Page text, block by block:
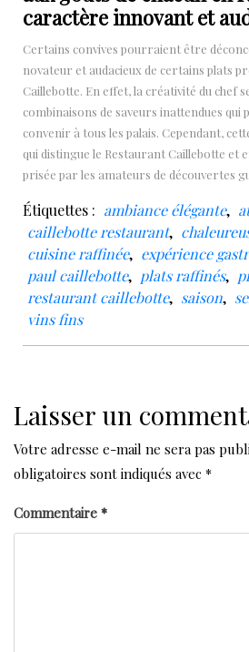
caractère innovant et
Certains convives pourraient être
novateur et audacieux de certains plats
Caillebotte. En effet, la créativité du chef
combinaisons de saveurs inattendues qui
convenir à tous les palais. Cependant,
qui distingue le Restaurant Caillebotte et
prisée par les amateurs de découvertes
Étiquettes : ambiance élégante,
caillebotte restaurant,
cuisine raffinée, expérience
paul caillebotte, plats raffinés,
restaurant caillebotte, saison,
vins fins
Laisser un
Votre adresse e-mail ne sera pas
obligatoires sont indiqués avec *
Commentaire *